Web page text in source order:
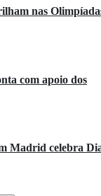
nas
com apoio dos
Madrid celebra